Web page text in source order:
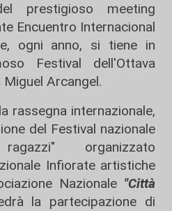
prestigioso meeting
Encuentro Internacional
ogni anno, si tiene in
Festival dell'Ottava
Arcangel.
rassegna internazionale,
del Festival nazionale
organizzato
Infiorate artistiche
Nazionale "Città
la partecipazione di